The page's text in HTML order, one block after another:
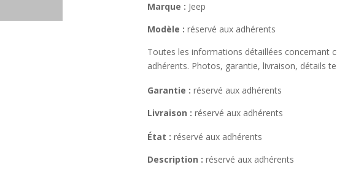
Marque : Jeep
Modèle : réservé aux adhérents
Toutes les informations détaillées concernant
adhérents. Photos, garantie, livraison, détails
Garantie : réservé aux adhérents
Livraison : réservé aux adhérents
État : réservé aux adhérents
Description : réservé aux adhérents